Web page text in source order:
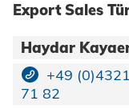
Export Sales
Haydar
+49
71 82